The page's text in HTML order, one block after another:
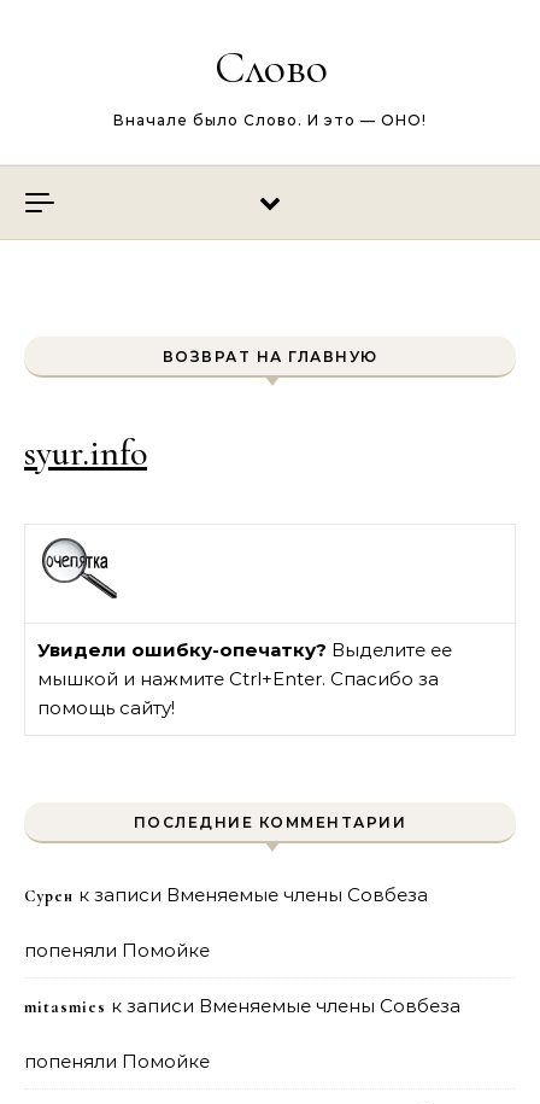
Слово
Вначале было Слово. И это — ОНО!
ВОЗВРАТ НА ГЛАВНУЮ
syur.info
Увидели ошибку-опечатку? Выделите ее
мышкой и нажмите Ctrl+Enter. Спасибо за
помощь сайту!
ПОСЛЕДНИЕ КОММЕНТАРИИ
Сурен к записи Вменяемые члены Совбеза
попеняли Помойке
mitasmies к записи Вменяемые члены Совбеза
попеняли Помойке